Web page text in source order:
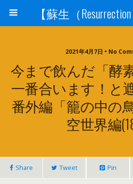
2021年4月7日 • No
今まで飲んだ「酵
一番合います！と
番外編「籠の中の
空世界編
Share Tweet Pin